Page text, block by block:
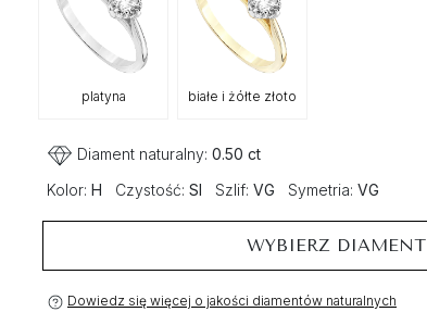
platyna białe i żółte złoto
Diament naturalny: 0.50 ct
Kolor: H Czystość: SI Szlif: VG Symetria: VG
WYBIERZ DIAMENT
Dowiedz się więcej o jakości diamentów naturalnych